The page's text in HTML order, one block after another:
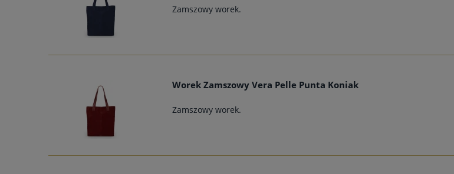
Zamszowy worek.
Worek Zamszowy Vera Pelle Punta Koniak
Zamszowy worek.